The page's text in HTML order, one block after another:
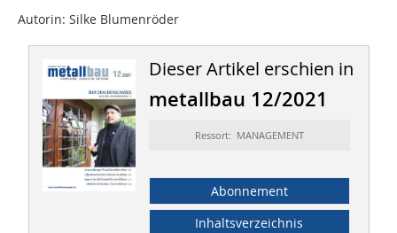
Autorin: Silke Blumenröder
Dieser Artikel erschien in
metallbau 12/2021
Ressort: MANAGEMENT
Abonnement
Inhaltsverzeichnis